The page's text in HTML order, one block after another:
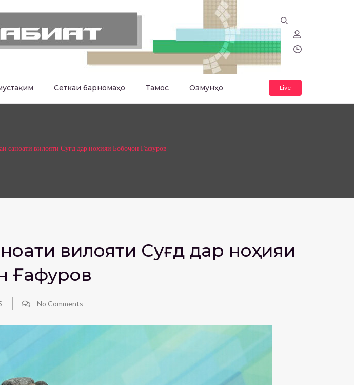
Сеткаи барномаҳо Тамос Озмунҳо Live
саноати вилояти Суғд дар ноҳияи Бобоҷон Ғафуров
вилояти Суғд дар ноҳияи
Ғафуров
No Comments